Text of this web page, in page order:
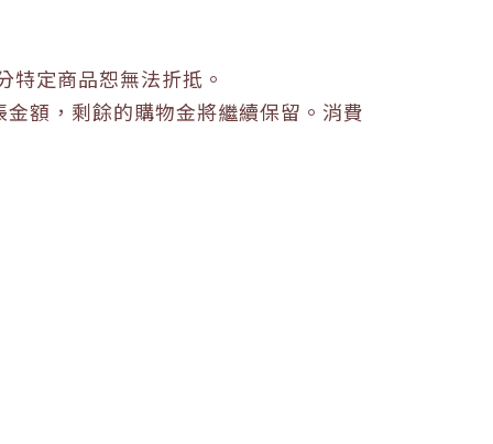
特定商品恕無法折抵。
額，剩餘的購物金將繼續保留。 消費